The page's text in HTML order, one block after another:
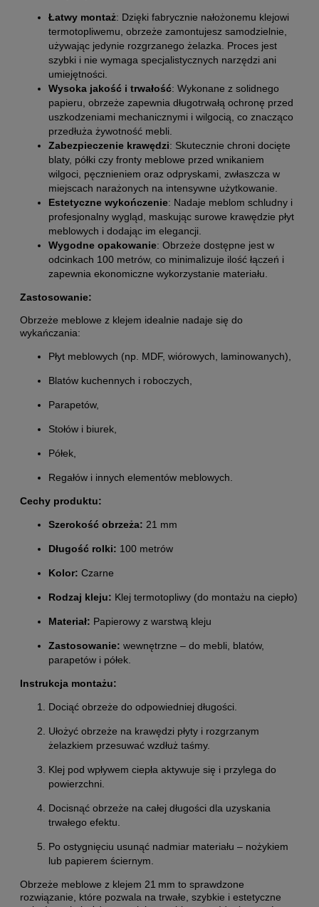
Łatwy montaż: Dzięki fabrycznie nałożonemu klejowi
termotopliwemu, obrzeże zamontujesz samodzielnie,
używając jedynie rozgrzanego żelazka. Proces jest
szybki i nie wymaga specjalistycznych narzędzi ani
umiejętności.
Wysoka jakość i trwałość: Wykonane z solidnego
papieru, obrzeże zapewnia długotrwałą ochronę przed
uszkodzeniami mechanicznymi i wilgocią, co znacząco
przedłuża żywotność mebli.
Zabezpieczenie krawędzi: Skutecznie chroni docięte
blaty, półki czy fronty meblowe przed wnikaniem
wilgoci, pęcznieniem oraz odpryskami, zwłaszcza w
miejscach narażonych na intensywne użytkowanie.
Estetyczne wykończenie: Nadaje meblom schludny i
profesjonalny wygląd, maskując surowe krawędzie płyt
meblowych i dodając im elegancji.
Wygodne opakowanie: Obrzeże dostępne jest w
odcinkach 100 metrów, co minimalizuje ilość łączeń i
zapewnia ekonomiczne wykorzystanie materiału.
Zastosowanie:
Obrzeże meblowe z klejem idealnie nadaje się do
wykańczania:
Płyt meblowych (np. MDF, wiórowych, laminowanych),
Blatów kuchennych i roboczych,
Parapetów,
Stołów i biurek,
Półek,
Regałów i innych elementów meblowych.
Cechy produktu:
Szerokość obrzeża: 21 mm
Długość rolki: 100 metrów
Kolor: Czarne
Rodzaj kleju: Klej termotopliwy (do montażu na ciepło)
Materiał: Papierowy z warstwą kleju
Zastosowanie: wewnętrzne – do mebli, blatów,
parapetów i półek.
Instrukcja montażu:
Dociąć obrzeże do odpowiedniej długości.
Ułożyć obrzeże na krawędzi płyty i rozgrzanym
żelazkiem przesuwać wzdłuż taśmy.
Klej pod wpływem ciepła aktywuje się i przylega do
powierzchni.
Docisnąć obrzeże na całej długości dla uzyskania
trwałego efektu.
Po ostygnięciu usunąć nadmiar materiału – nożykiem
lub papierem ściernym.
Obrzeże meblowe z klejem 21 mm to sprawdzone
rozwiązanie, które pozwala na trwałe, szybkie i estetyczne